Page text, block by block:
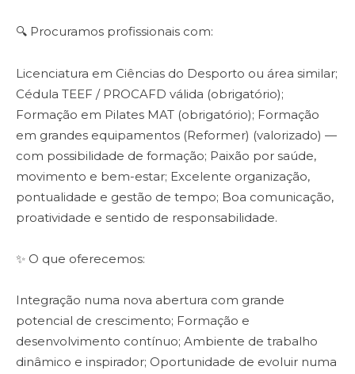
🔍 Procuramos profissionais com:
Licenciatura em Ciências do Desporto ou área similar;
Cédula TEEF / PROCAFD válida (obrigatório);
Formação em Pilates MAT (obrigatório); Formação
em grandes equipamentos (Reformer) (valorizado) —
com possibilidade de formação; Paixão por saúde,
movimento e bem-estar; Excelente organização,
pontualidade e gestão de tempo; Boa comunicação,
proatividade e sentido de responsabilidade.
✨ O que oferecemos:
Integração numa nova abertura com grande
potencial de crescimento; Formação e
desenvolvimento contínuo; Ambiente de trabalho
dinâmico e inspirador; Oportunidade de evoluir numa